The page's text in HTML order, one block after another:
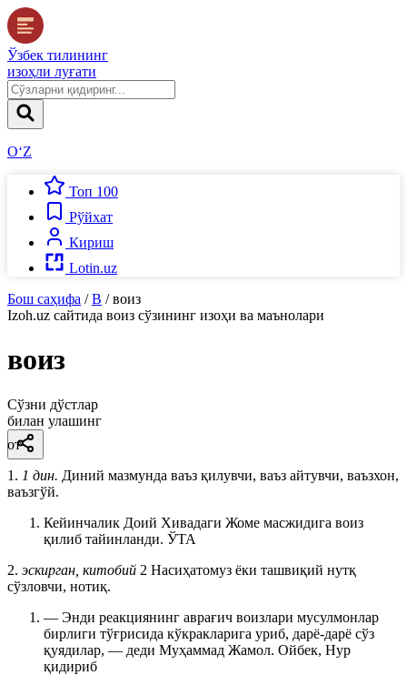
Ўзбек тилининг
изоҳли луғати
O‘Z
Топ 100
Рўйхат
Кириш
Lotin.uz
Бош саҳифа / В / воиз
Izoh.uz сайтида воиз сўзининг изоҳи ва маънолари
воиз
Сўзни дўстлар
билан улашинг
от
1. 1 дин. Диний мазмунда ваъз қилувчи, ваъз айтувчи, ваъзхон,
ваъзгўй.
Кейинчалик Доий Хивадаги Жоме масжидига воиз
қилиб тайинланди. ЎТА
2. эскирган, китобий 2 Насиҳатомуз ёки ташвиқий нутқ
сўзловчи, нотиқ.
— Энди реакциянинг аврағич воизлари мусулмонлар
бирлиги тўғрисида кўкракларига уриб, дарё-дарё сўз
қуядилар, — деди Муҳаммад Жамол. Ойбек, Нур
қидириб